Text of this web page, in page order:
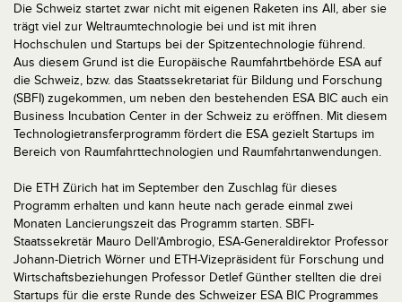
Die Schweiz startet zwar nicht mit eigenen Raketen ins All, aber sie
trägt viel zur Weltraumtechnologie bei und ist mit ihren
Hochschulen und Startups bei der Spitzentechnologie führend.
Aus diesem Grund ist die Europäische Raumfahrtbehörde ESA auf
die Schweiz, bzw. das Staatssekretariat für Bildung und Forschung
(SBFI) zugekommen, um neben den bestehenden ESA BIC auch ein
Business Incubation Center in der Schweiz zu eröffnen. Mit diesem
Technologietransferprogramm fördert die ESA gezielt Startups im
Bereich von Raumfahrttechnologien und Raumfahrtanwendungen.
Die ETH Zürich hat im September den Zuschlag für dieses
Programm erhalten und kann heute nach gerade einmal zwei
Monaten Lancierungszeit das Programm starten. SBFI-
Staatssekretär Mauro Dell’Ambrogio, ESA-Generaldirektor Professor
Johann-Dietrich Wörner und ETH-Vizepräsident für Forschung und
Wirtschaftsbeziehungen Professor Detlef Günther stellten die drei
Startups für die erste Runde des Schweizer ESA BIC Programmes